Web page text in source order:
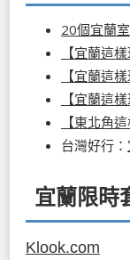
20個宜蘭
【宜蘭這
【宜蘭這
【宜蘭這
【東北角
台灣好行：
宜蘭限時
Klook.com